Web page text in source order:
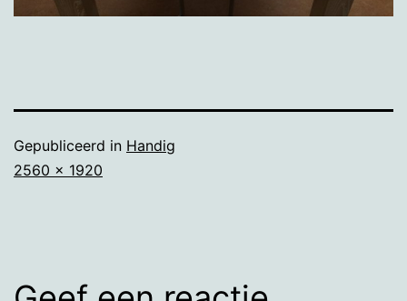
Gepubliceerd in Handig
Volledige
2560 × 1920